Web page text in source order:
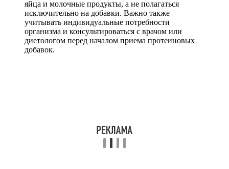
яйца и молочные продукты, а не полагаться
исключительно на добавки. Важно также
учитывать индивидуальные потребности
организма и консультироваться с врачом или
диетологом перед началом приема протеиновых
добавок.